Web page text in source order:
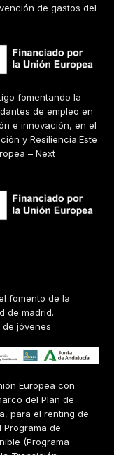
de gastos del
fomentando la
de empleo en
e innovación, en el
y Resiliencia.Este
– Next
fomento de la
de madrid.
jóvenes
Europea con
del Plan de
para el renting de
de
(Programa